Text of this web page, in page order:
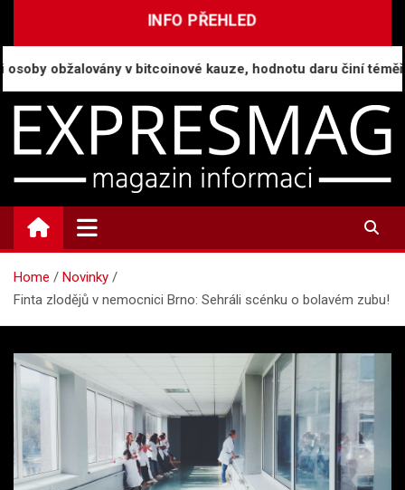
INFO PŘEHLED
obžalovány v bitcoinové kauze, hodnotu daru činí téměř
ExpresMag.cz
Informační magazín
Home
Novinky
Finta zlodějů v nemocnici Brno: Sehráli scénku o bolavém zubu!